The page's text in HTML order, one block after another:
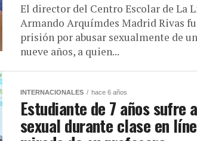
El director del Centro Escolar de La
Armando Arquímdes Madrid Rivas
prisión por abusar sexualmente de
nueve años, a quien...
INTERNACIONALES hace 6 años
Estudiante de 7 años sufre
sexual durante clase en